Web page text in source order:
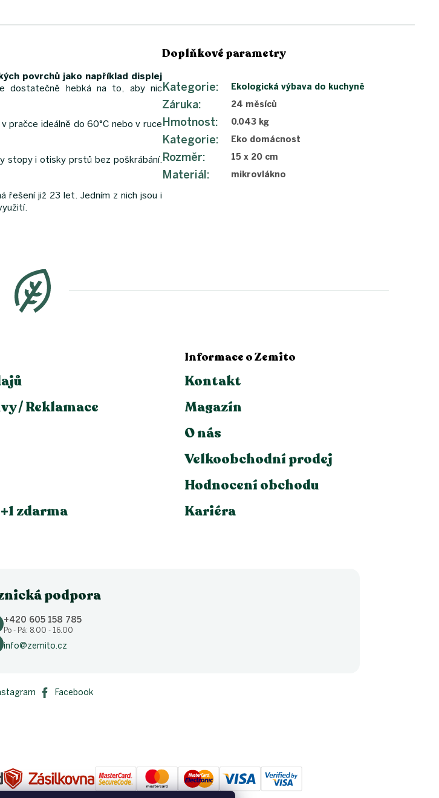
povrchů jako například displej
dostatečně hebká na to, aby nic
pračce ideálně do 60°C nebo v ruce
stopy i otisky prstů bez poškrábání.
řešení již 23 let. Jedním z nich jsou i
Doplňkové parametry
Kategorie: Ekologická výbava do kuchyně
Záruka: 24 měsíců
Hmotnost: 0.043 kg
Kategorie: Eko domácnost
Rozměr: 15 x 20 cm
Materiál: mikrovlákno
/ Reklamace
zdarma
Informace o Zemito
Kontakt
Magazín
O nás
Velkoobchodní prodej
Hodnocení obchodu
Kariéra
podpora
+420 605 158 785
Po - Pá: 8.00 - 16.00
info@zemito.cz
Facebook